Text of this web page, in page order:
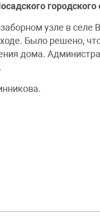
городского
узле в селе
Было решено,
дома.